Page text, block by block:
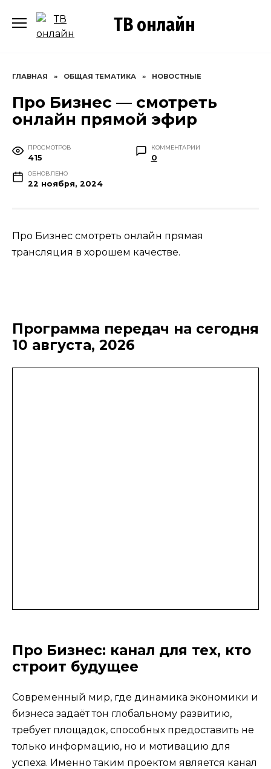
содержанию
ТВ онлайн
ГЛАВНАЯ » ОБЩАЯ ТЕМАТИКА » НОВОСТНЫЕ
Про Бизнес — смотреть
онлайн прямой эфир
ПРОСМОТРОВ
415
КОММЕНТАРИИ
0
ОБНОВЛЕНО
22 ноября, 2024
Про Бизнес смотреть онлайн прямая
трансляция в хорошем качестве.
Программа передач на сегодня
10 августа, 2026
Про Бизнес: канал для тех, кто
строит будущее
Современный мир, где динамика экономики и
бизнеса задаёт тон глобальному развитию,
требует площадок, способных предоставить не
только информацию, но и мотивацию для
успеха. Именно таким проектом является канал